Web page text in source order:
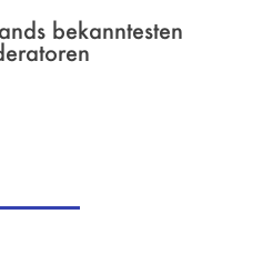
bekanntesten